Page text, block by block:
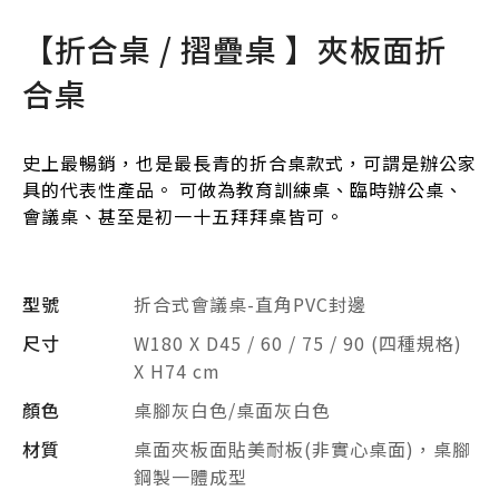
【折合桌 / 摺疊桌 】夾板面折
合桌
史上最暢銷，也是最長青的折合桌款式，可謂是辦公家
具的代表性產品。 可做為教育訓練桌、臨時辦公桌、
會議桌、甚至是初一十五拜拜桌皆可。
型號
折合式會議桌-直角PVC封邊
尺寸
W180 X D45 / 60 / 75 / 90 (四種規格)
X H74 cm
顏色
桌腳灰白色/桌面灰白色
材質
桌面夾板面貼美耐板(非實心桌面)，桌腳
鋼製一體成型